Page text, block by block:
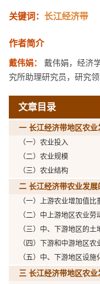
关键词： 长江经济带
作者简介
戴伟娟：
戴伟娟，经济
究所助理研究员，研究领
文章目录
一 长江经济带地区农业
（一）农业投入
（二）农业规模
（三）农业结构
二 长江经济带农业发展
（一）上游农业增加值
（二）中上游地区农业
（三）中、下游地区的土
（四）下游和中游地区
（五）中、下游地区设
三 长江经济带地区农